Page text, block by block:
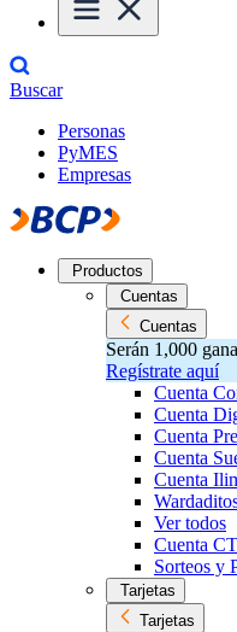
Buscar
Personas
PyMES
Empresas
Productos
Cuentas
Cuentas
Serán 1,000
Regístrate aquí
Cuenta
Cuenta
Cuenta
Cuenta
Cuenta
Ver todos
Cuenta
Sorteos y
Tarjetas
Tarjetas